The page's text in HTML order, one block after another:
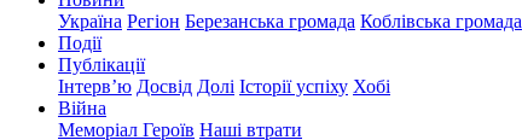
Україна Регіон Березанська громада Коблівська громада
Події
Публікації
Інтерв’ю Досвід Долі Історії успіху Хобі
Війна
Меморіал Героїв Наші втрати